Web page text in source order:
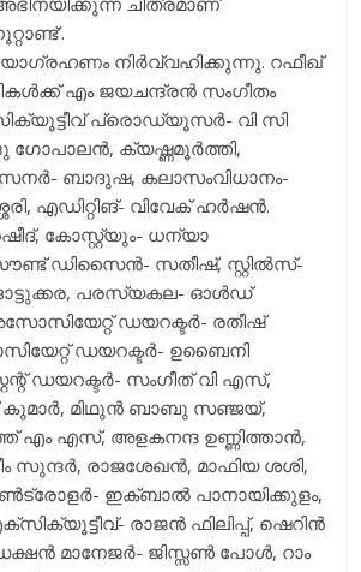
നിര്‍വ്വഹിക്കുന്നു. റഫീഖ്
എം ജയചന്ദ്രന്‍ സംഗീതം
പ്രൊഡ്യൂസര്‍- വി സി
ക്യഷ്ണമൂര്‍ത്തി,
ബാദുഷ, കലാസംവിധാനം-
എഡിറ്റിങ്- വിവേക് ഹര്‍ഷന്‍.
കോസ്റ്റ്യും- ധന്യാ
ഡിസൈന്‍- സതീഷ്, സ്റ്റില്‍സ്-
പരസ്യകല- ഓള്‍ഡ്
ഡയറക്ടര്‍- രതീഷ്
ഡയറക്ടര്‍- ഉബൈനി
ഡയറക്ടര്‍- സംഗീത് വി എസ്,
മിഥുന്‍ ബാബു സഞ്ജയ്,
എം എസ്, അളകനന്ദ ഉണ്ണിത്താന്‍,
രാജശേഖന്‍, മാഫിയ ശശി,
ഇക്ബാല്‍ പാനായിക്കുളം,
രാജന്‍ ഫിലിപ്പ്, ഷെറിന്‍
മാനേജര്‍- ജിസ്സണ്‍ പോള്‍, റാം